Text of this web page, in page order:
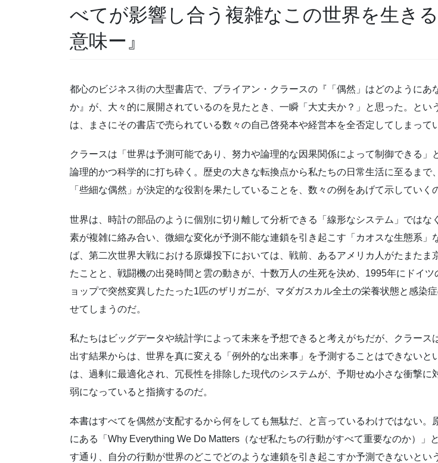
べてが影響し合う複雑なこの世界を生き
意味ー』
都心のビジネス街の大型書店で、ブライアン・クラースの『「偶然」はどのようにあ
か』が、大々的に展開されているのを見たとき、一瞬「大丈夫か？」と思った。とい
は、まさにその書店で売られている数々の自己啓発本や経営本を全否定してしまって
クラースは「世界は予測可能であり、努力や論理的な因果関係によって制御できる」
論理的かつ科学的に打ち砕く。歴史の大きな転換点から私たちの日常生活に至るまで
「些細な偶然」が決定的な役割を果たしていることを、数々の例をあげて示していく
世界は、時計の部品のように個別に切り離して分析できる「線形なシステム」ではな
素が複雑に絡み合い、微細な変化が予測不能な連鎖を引き起こす「カオスな生態系」
ば、第二次世界大戦における原爆投下においては、戦前、あるアメリカ人がたまたま
たことと、戦闘機の出発時間と雲の動きが、十数万人の生死を決め、1995年にドイツ
ョップで突然変異したたった1匹のザリガニが、マダガスカル全土の栄養状態と感染
せてしまうのだ。
私たちはビッグデータや統計学によって未来を予想できると考えがちだが、クラース
出す結果からは、世界を真に変える「例外的な出来事」を予測することはできないと
は、過剰に最適化され、冗長性を排除した現代のシステムが、予期せぬ小さな衝撃に
弱になっていると指摘するのだ。
本書はすべてを偶然が支配するから何をしても無駄だ、と言っているわけではない。
にある「Why Everything We Do Matters（なぜ私たちの行動がすべて重要なのか）」
す通り、自分の行動が世界のどこでどのような連鎖を引き起こすか予測できないとい